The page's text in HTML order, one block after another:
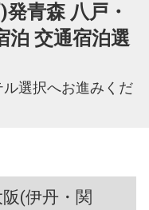
青森 八戸・
泊 交通宿泊選
選択へお進みくだ
(伊丹・関